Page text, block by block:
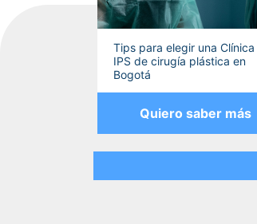
Tips para elegir una Clínica
IPS de cirugía plástica en
Bogotá
Quiero saber más